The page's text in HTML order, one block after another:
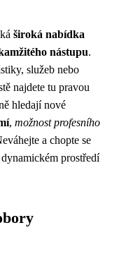
široká nabídka
nástupu.
služeb nebo
najdete tu pravou
hledají nové
, možnost profesního
a chopte se
prostředí